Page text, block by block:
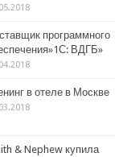
программного
ВДГБ»
в отеле в Москве
& Nephew купила